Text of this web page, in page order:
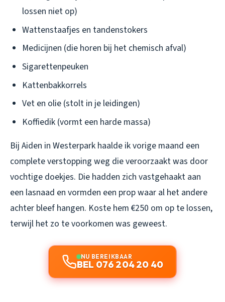
lossen niet op)
Wattenstaafjes en tandenstokers
Medicijnen (die horen bij het chemisch afval)
Sigarettenpeuken
Kattenbakkorrels
Vet en olie (stolt in je leidingen)
Koffiedik (vormt een harde massa)
Bij Aiden in Westerpark haalde ik vorige maand een
complete verstopping weg die veroorzaakt was door
vochtige doekjes. Die hadden zich vastgehaakt aan
een lasnaad en vormden een prop waar al het andere
achter bleef hangen. Koste hem €250 om op te lossen,
terwijl het zo te voorkomen was geweest.
NU BEREIKBAAR
BEL 076 204 20 40